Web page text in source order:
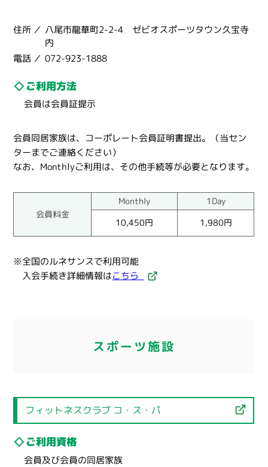
住所
八尾市龍華町2-2-4 ゼビオスポーツタウン久宝寺
内
電話
072-923-1888
ご利用方法
会員は会員証提示
会員同居家族は、コーポレート会員証明書提出。（当セン
ターまでご連絡ください）
なお、Monthlyご利用は、その他手続等が必要となります。
会員料金
Monthly
1Day
10,450円
1,980円
※全国のルネサンスで利用可能
入会手続き詳細情報はこちら
スポーツ施設
フィットネスクラブ コ・ス・パ
ご利用資格
会員及び会員の同居家族